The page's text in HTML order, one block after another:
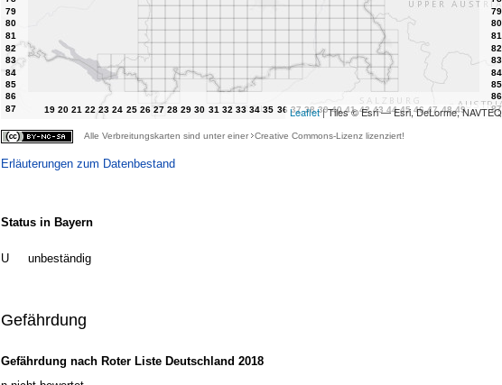
Leaflet| Tiles © Esri — Esri, DeLorme, NAVTEQ
Alle Verbreitungskarten sind unter einer Creative Commons-Lizenz lizenziert!
Erläuterungen zum Datenbestand
Status in Bayern
U unbeständig
Gefährdung
Gefährdung nach Roter Liste Deutschland 2018